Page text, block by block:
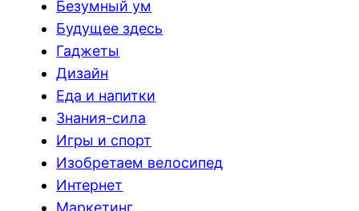
Безумный ум
Будущее здесь
Гаджеты
Дизайн
Еда и напитки
Знания-сила
Игры и спорт
Изобретаем велосипед
Интернет
Маркетинг